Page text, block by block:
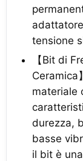
tensione
【Bit di
Ceramica
materiale
durezza,
basse
il bit è